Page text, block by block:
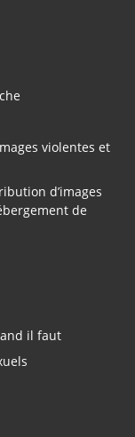
violentes et
d’images
de
il faut